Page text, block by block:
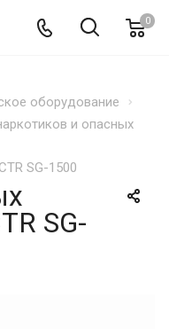
0
оборудование
и опасных
SG-1500
SG-